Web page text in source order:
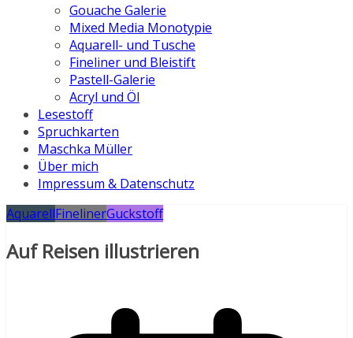
Gouache Galerie
Mixed Media Monotypie
Aquarell- und Tusche
Fineliner und Bleistift
Pastell-Galerie
Acryl und Öl
Lesestoff
Spruchkarten
Maschka Müller
Über mich
Impressum & Datenschutz
AquarellFinelinerGuckstoff
Auf Reisen illustrieren